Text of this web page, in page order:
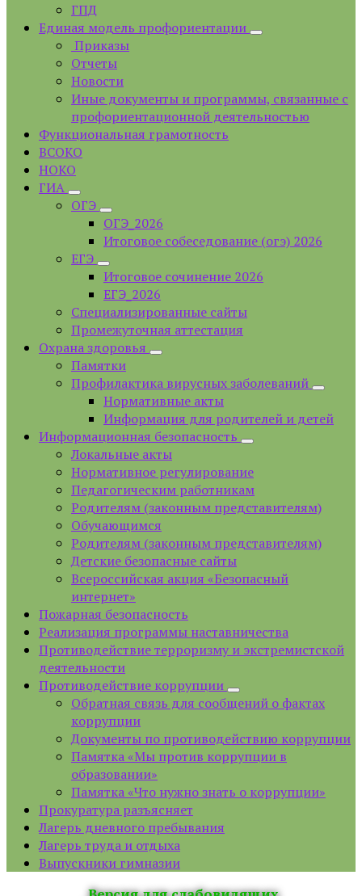
ГПД
Единая модель профориентации
Приказы
Отчеты
Новости
Иные документы и программы, связанные с
профориентационной деятельностью
Функциональная грамотность
ВСОКО
НОКО
ГИА
ОГЭ
ОГЭ_2026
Итоговое собеседование (огэ) 2026
ЕГЭ
Итоговое сочинение 2026
ЕГЭ_2026
Специализированные сайты
Промежуточная аттестация
Охрана здоровья
Памятки
Профилактика вирусных заболеваний
Нормативные акты
Информация для родителей и детей
Информационная безопасность
Локальные акты
Нормативное регулирование
Педагогическим работникам
Родителям (законным представителям)
Обучающимся
Родителям (законным представителям)
Детские безопасные сайты
Всероссийская акция «Безопасный
интернет»
Пожарная безопасность
Реализация программы наставничества
Противодействие терроризму и экстремистской
деятельности
Противодействие коррупции
Обратная связь для сообщений о фактах
коррупции
Документы по противодействию коррупции
Памятка «Мы против коррупции в
образовании»
Памятка «Что нужно знать о коррупции»
Прокуратура разъясняет
Лагерь дневного пребывания
Лагерь труда и отдыха
Выпускники гимназии